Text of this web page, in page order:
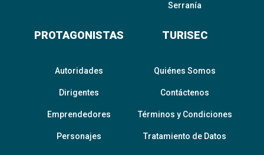
Serranía
PROTAGONISTAS
Autoridades
Dirigentes
Emprendedores
Personajes
TURISEC
Quiénes Somos
Contáctenos
Términos y Condiciones
Tratamiento de Datos